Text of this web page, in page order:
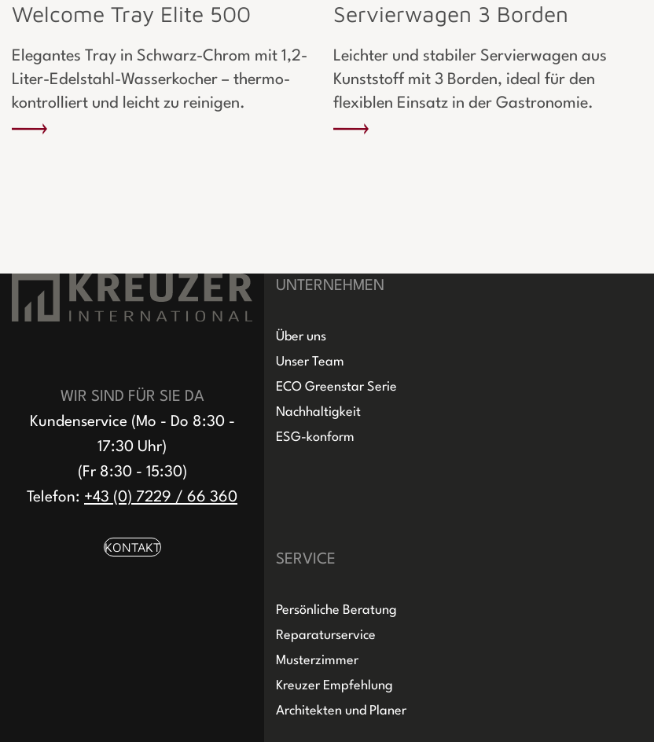
Welcome Tray Elite 500
Elegantes Tray in Schwarz-Chrom mit 1,2-
Liter-Edelstahl-Wasserkocher – thermo-
kontrolliert und leicht zu reinigen.
Servierwagen 3 Borden
Leichter und stabiler Servierwagen aus
Kunststoff mit 3 Borden, ideal für den
flexiblen Einsatz in der Gastronomie.
WIR SIND FÜR SIE DA
Kundenservice (Mo - Do 8:30 -
17:30 Uhr)
(Fr 8:30 - 15:30)
Telefon: +43 (0) 7229 / 66 360
KONTAKT
UNTERNEHMEN
Über uns
Unser Team
ECO Greenstar Serie
Nachhaltigkeit
ESG-konform
SERVICE
Persönliche Beratung
Reparaturservice
Musterzimmer
Kreuzer Empfehlung
Architekten und Planer